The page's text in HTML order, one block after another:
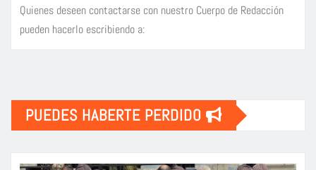
Quienes deseen contactarse con nuestro Cuerpo de Redacción
pueden hacerlo escribiendo a:
PUEDES HABERTE PERDIDO